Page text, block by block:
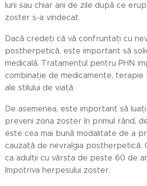
luni sau chiar ani de zile după ce
zoster s-a vindecat.
Dacă credeți că vă confruntați cu
postherpetică, este important să
medicală. Tratamentul pentru PHN
combinație de medicamente, terapie
ale stilului de viață.
De asemenea, este important să
preveni zona zoster în primul rând,
este cea mai bună modalitate de a
cauzată de nevralgia postherpetică.
ca adulții cu vârsta de peste 60 de
împotriva herpesului zoster.